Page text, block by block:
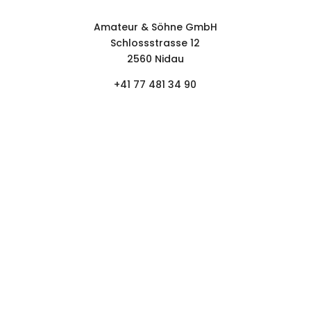
Amateur & Söhne GmbH
Schlossstrasse 12
2560 Nidau
+41 77 481 34 90